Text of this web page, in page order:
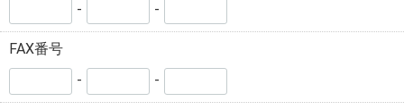
- -
FAX番号
-
-